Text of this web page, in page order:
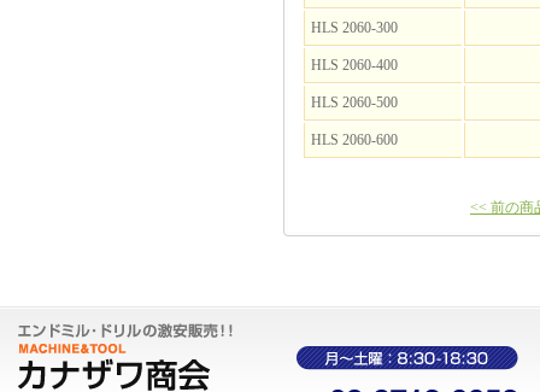
HLS 2060-300
HLS 2060-400
HLS 2060-500
HLS 2060-600
<< 前の商